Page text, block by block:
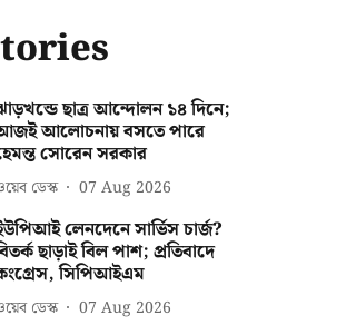
ছাত্র আন্দোলন ১৪ দিনে;
আলোচনায় বসতে পারে
সোরেন সরকার
ডেস্ক 07 Aug 2026
লেনদেনে সার্ভিস চার্জ?
ছাড়াই বিল পাশ; প্রতিবাদে
সিপিআইএম
ডেস্ক 07 Aug 2026